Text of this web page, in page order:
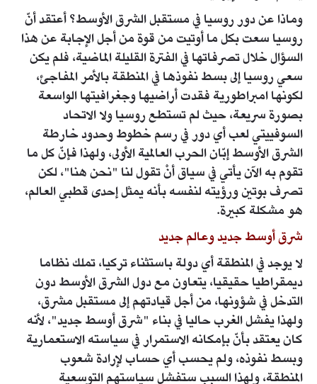
وماذا عن دور روسيا في مستقبل الشرق الأوسط؟ أعتقد أنّ
روسيا سعت بكل ما أوتيت من قوة من أجل الإجابة عن هذا
السؤال خلال تصرفاتها في الفترة القليلة الماضية، فلم يكن
سعي روسيا إلى بسط نفوذها في المنطقة بالأمر المفاجئ،
لكونها امبراطورية فقدت أراضيها وجغرافيتها الواسعة
بصورة سريعة، حيث لم تستطع روسيا ولا الاتحاد
السوفييتي لعب أي دور في رسم خطوط وحدود خارطة
الشرق الأوسط إبّان الحرب العالمية الأولى، ولهذا فإنّ كل ما
تقوم به الآن يأتي في سياق أنْ تقول لنا "نحن هنا"، لكن
تصرف بوتين ورؤيته لنفسه بأنه يمثل إحدى قطبي العالم،
هو مشكلة كبيرة.
شرق أوسط جديد وعالم جديد
لا يوجد في المنطقة أي دولة باستثناء تركيا، تملك نظاما
ديمقراطيا حقيقيا، يتعاون مع دول الشرق الأوسط دون
التدخل في شؤونها، من أجل قيادتهم إلى مستقبل مشرق،
ولهذا يفشل الغرب حاليا في بناء "شرق أوسط جديد"، لأنه
كان يعتقد بأنّ بإمكانه الاستمرار في سياسته الاستعمارية
وبسط نفوذه، ولم يحسب أي حساب لإرادة شعوب
المنطقة، ولهذا السبب ستفشل سياستهم التوسعية